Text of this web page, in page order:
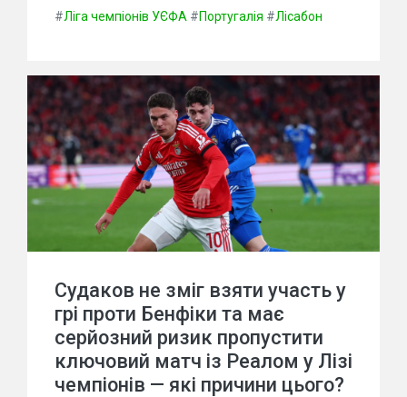
#Ліга чемпіонів УЄФА #Португалія #Лісабон
Судаков не зміг взяти участь у
грі проти Бенфіки та має
серйозний ризик пропустити
ключовий матч із Реалом у Лізі
чемпіонів — які причини цього?